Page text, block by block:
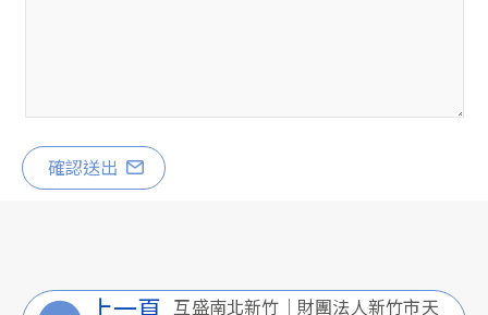
確認送出
互盛南北新竹｜財團法人新竹市天